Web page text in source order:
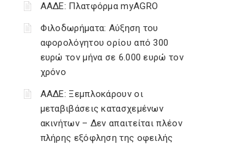
ΑΑΔΕ: Πλατφόρμα myAGRO
Φιλοδωρήματα: Αύξηση του
αφορολόγητου ορίου από 300
ευρώ τον μήνα σε 6.000 ευρώ τον
χρόνο
ΑΑΔΕ: Ξεμπλοκάρουν οι
μεταβιβάσεις κατασχεμένων
ακινήτων – Δεν απαιτείται πλέον
πλήρης εξόφληση της οφειλής